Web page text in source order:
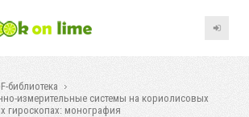
библиотека
измерительные системы на кориолисовых
гироскопах: монография